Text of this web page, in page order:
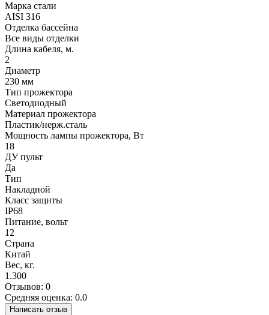
Марка стали
AISI 316
Отделка бассейна
Все виды отделки
Длина кабеля, м.
2
Диаметр
230 мм
Тип прожектора
Светодиодный
Материал прожектора
Пластик/нерж.сталь
Мощность лампы прожектора, Вт
18
ДУ пульт
Да
Тип
Накладной
Класс защиты
IP68
Питание, вольт
12
Страна
Китай
Вес, кг.
1.300
Отзывов: 0
Средняя оценка: 0.0
Написать отзыв